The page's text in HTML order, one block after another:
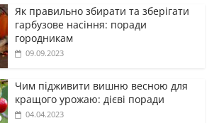
Як правильно збирати та зберігати
гарбузове насіння: поради
городникам
09.09.2023
Чим підживити вишню весною для
кращого урожаю: дієві поради
04.04.2023